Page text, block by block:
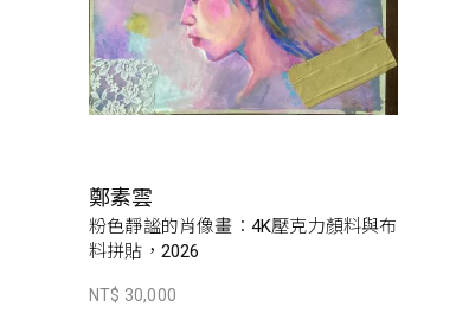
鄭素雲
粉色靜謐的肖像畫：4K壓克力顏料與布
料拼貼，2026
NT$ 30,000